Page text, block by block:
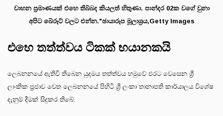
වාහන ප්‍රමාණයක් එහෙ තිබ්බද කියලත් හිතුණා. පාන්දර 02ක වගේ වුනා
අපිට බේරූට් වලට එන්න."ඡායාරූප මූලාශ්‍රය,Getty Images
එහෙ තත්ත්වය ටිකක් භයානකයි
ලෙබනනයේ ඇතිවී තිබෙන යුදමය තත්ත්වය හමුවේ එරට වෙසෙන ශ්‍රී
ලාංකික ප්‍රජාව වෙත ලෙබනනයේ පිහිටි ශ්‍රී ලංකා තානාපති කාර්යාලය විශේෂ
දැනුම් දීමක් සිදුකර තිබේ.